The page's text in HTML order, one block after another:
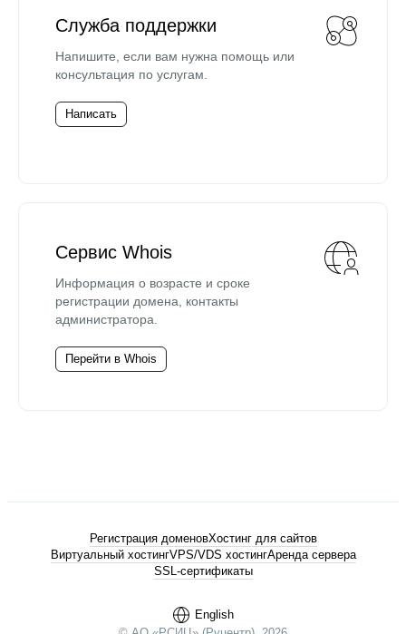
Служба поддержки
Напишите, если вам нужна помощь или
консультация по услугам.
Написать
Сервис Whois
Информация о возрасте и сроке
регистрации домена, контакты
администратора.
Перейти в Whois
English
Регистрация доменовХостинг для сайтов
Виртуальный хостингVPS/VDS хостингАренда сервера
SSL-сертификаты